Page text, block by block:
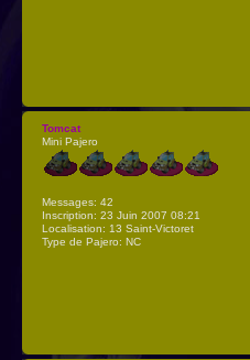
Tomcat
Mini Pajero
Messages: 42
Inscription: 23 Juin 2007 08:21
Localisation: 13 Saint-Victoret
Type de Pajero: NC